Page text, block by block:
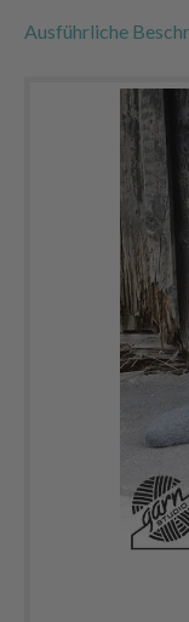
Ausführliche